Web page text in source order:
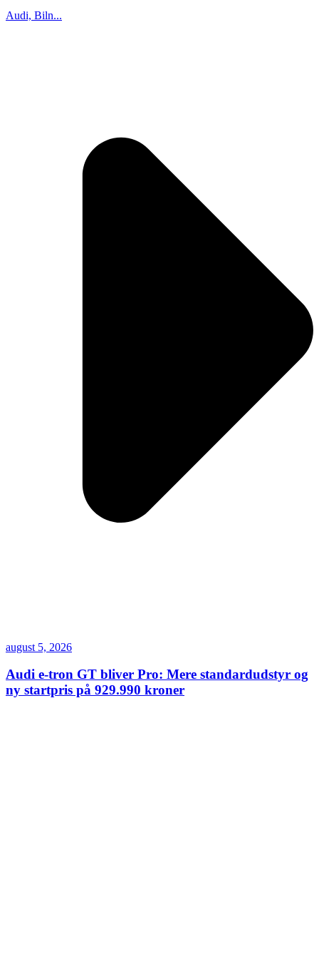
Audi, Biln...
august 5, 2026
Audi e-tron GT bliver Pro: Mere standardudstyr og
ny startpris på 929.990 kroner